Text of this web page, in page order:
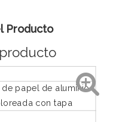
Producto
de papel de aluminio
con tapa